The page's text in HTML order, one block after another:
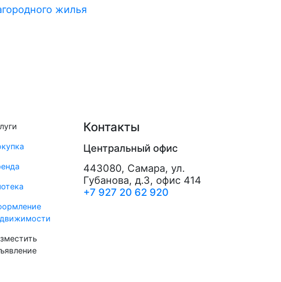
жилья
Контакты
Центральный офис
443080, Самара, ул.
Губанова, д.3, офис 414
+7 927 20 62 920